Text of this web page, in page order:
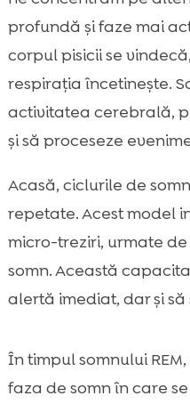
profundă și faze mai
corpul pisicii se
respirația încetinește.
activitatea cerebrală,
și să proceseze
Acasă, ciclurile de
repetate. Acest model
micro-treziri, urmate
somn. Această
alertă imediat, dar și
În timpul somnului
faza de somn în care